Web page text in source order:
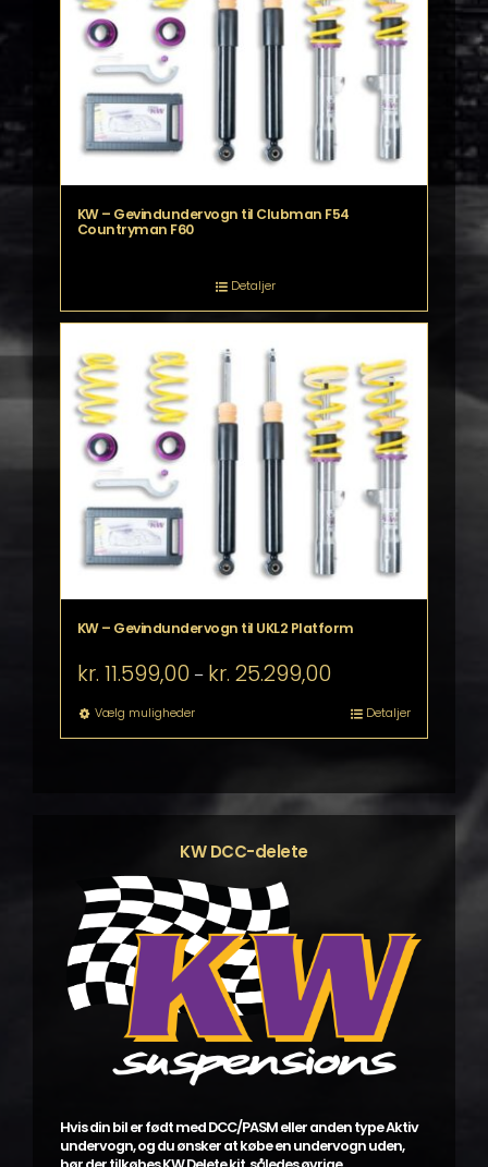
KW – Gevindundervogn til Clubman F54
Countryman F60
Detaljer
KW – Gevindundervogn til UKL2 Platform
kr. 11.599,00 – kr. 25.299,00Prisinterval:
Vælg mulighederDette
vare
varianter.
Mulighederne
vælges
på
varesiden
Detaljer
KW DCC-delete
Hvis din bil er født med DCC/PASM eller anden type Aktiv
undervogn, og du ønsker at købe en undervogn uden,